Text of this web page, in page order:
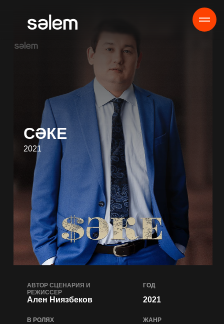
АВТОР СЦЕНАРИЯ И
РЕЖИССЕР
Ален Ниязбеков
ГОД
В РОЛЯХ ЖАНР
СӘКЕ
2021
2021